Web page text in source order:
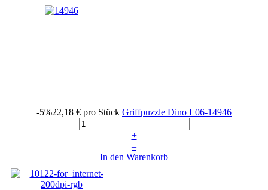
-5%22,18 € pro Stück Griffpuzzle Dino L06-14946
+
–
In den Warenkorb